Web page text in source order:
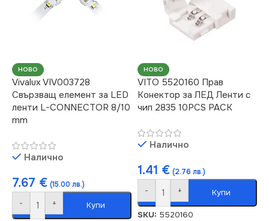
НОВО
Vivalux VIV003728
Свързващ елемент за LED
ленти L-CONNECTOR 8/10
mm
Налично
7.67 € (15.00 лв.)
- + Купи
НОВО
VITO 5520160 Прав
Конектор за ЛЕД Ленти с
чип 2835 10PCS PACK
Налично
1.41 € (2.76 лв.)
- + Купи
SKU: 5520160